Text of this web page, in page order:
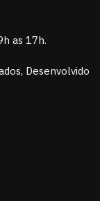
as 17h.
Desenvolvido